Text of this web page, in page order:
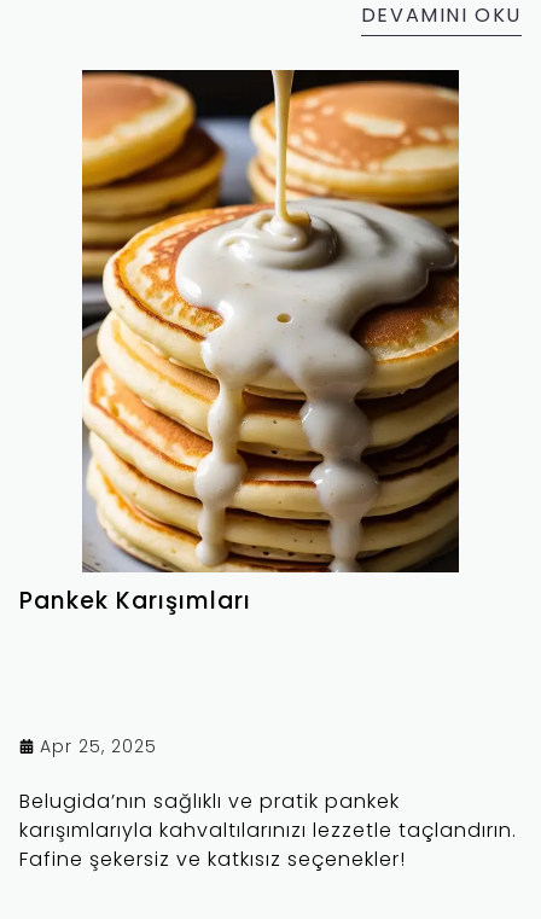
DEVAMINI OKU
Pankek Karışımları
Apr 25, 2025
Belugida’nın sağlıklı ve pratik pankek
karışımlarıyla kahvaltılarınızı lezzetle taçlandırın.
Fafine şekersiz ve katkısız seçenekler!